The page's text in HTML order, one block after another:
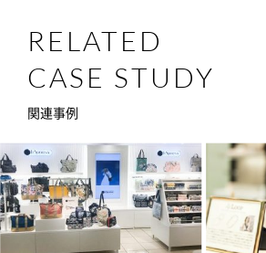
RELATED
CASE STUDY
関連事例